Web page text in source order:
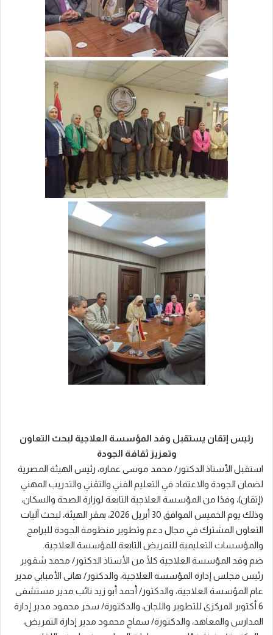
رئيس إتقان يستقبل وفد المؤسسة العلاجية لبحث التعاون
وتعزيز ثقافة الجودة
استقبل الأستاذ الدكتور/ محمد موسى عماره، رئيس الهيئة المصرية
لضمان الجودة والاعتماد في التعليم الفني والتقني والتدريب المهني
(إتقان)، وفدًا من المؤسسة العلاجية التابعة لوزارة الصحة والسكان،
وذلك يوم الخميس الموافق 30 أبريل 2026، بمقر الهيئة، لبحث آليات
التعاون المشترك في مجال دعم وتطوير منظومة الجودة للبرامج
والمؤسسات التعليمية للتمريض التابعة للمؤسسة العلاجية.
ضم وفد المؤسسة العلاجية كلًا من الأستاذ الدكتور/ محمد شقوير
رئيس مجلس إدارة المؤسسة العلاجية، والدكتور/ هانى الأمبابي مدير
عام المؤسسة العلاجية، والدكتور/ أحمد أبو زيد نائب مدير مستشفى
6 أكتوبر المركزى للتطوير واللجان، والدكتورة/ سحر محمود مدير إدارة
المدارس والمعاهد، والدكتورة/ سماح محمود مدير إدارة التمريض،